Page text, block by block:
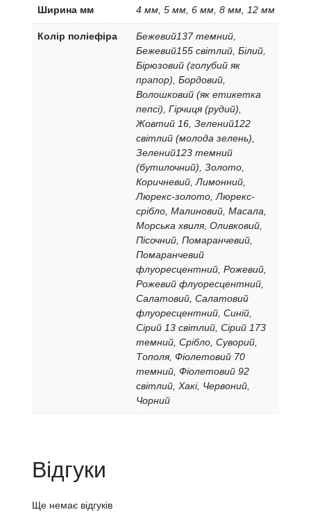
Ширина мм 4 мм, 5 мм, 6 мм, 8 мм, 12 мм
Колір поліефіра
Бежевий137 темний,
Бежевий155 світлий, Білий,
Бірюзовий (голубий як
прапор), Бордовий,
Волошковий (як етикетка
пепсі), Гірчиця (рудий),
Жовтий 16, Зелений122
світлий (молода зелень),
Зелений123 темний
(бутилочний), Золото,
Коричневий, Лимонний,
Люрекс-золото, Люрекс-
срібло, Малиновий, Масaла,
Морська хвиля, Оливковий,
Пісочний, Помаранчевий,
Помаранчевий
флуоресцентний, Рожевий,
Рожевий флуоресцентний,
Салатовий, Салатовий
флуоресцентний, Синій,
Сірий 13 світлий, Сірий 173
темний, Срібло, Суворий,
Тополя, Фіолетовий 70
темний, Фіолетовий 92
світлий, Хакі, Червоний,
Чорний
Відгуки
Ще немає відгуків